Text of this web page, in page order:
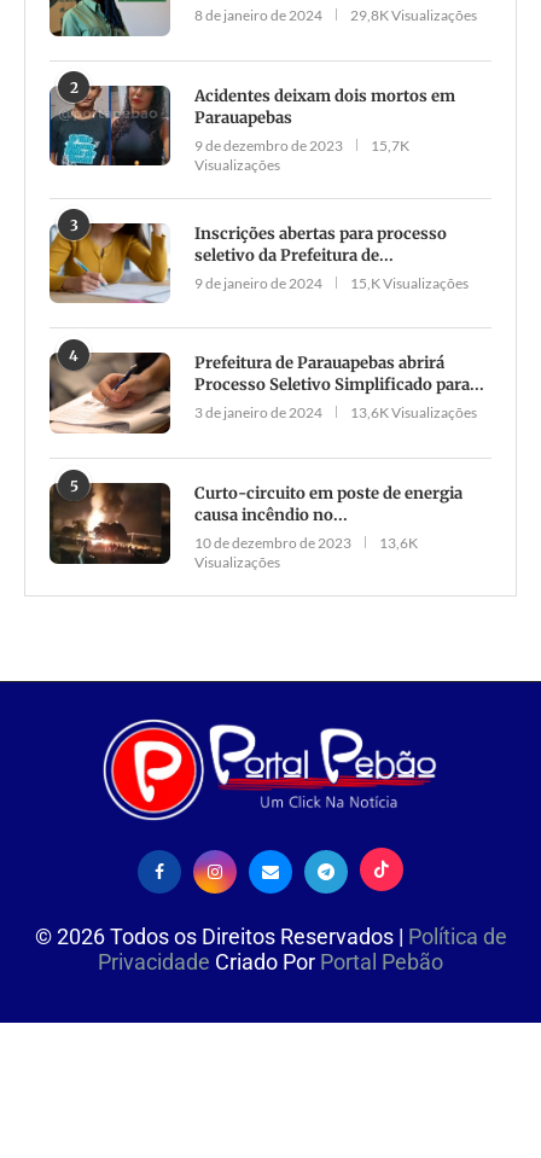
8 de janeiro de 2024 29,8K Visualizações
2
Acidentes deixam dois mortos em
Parauapebas
9 de dezembro de 2023
15,7K
Visualizações
3
Inscrições abertas para processo
seletivo da Prefeitura de...
9 de janeiro de 2024 15,K Visualizações
4
Prefeitura de Parauapebas abrirá
Processo Seletivo Simplificado para...
3 de janeiro de 2024 13,6K Visualizações
5
Curto-circuito em poste de energia
causa incêndio no...
10 de dezembro de 2023
13,6K
Visualizações
©2026Todos os Direitos Reservados | Política de
Privacidade Criado Por Portal Pebão